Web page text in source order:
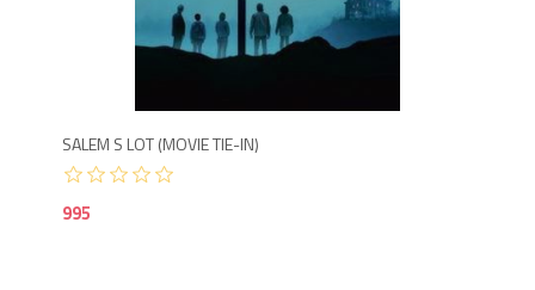
SALEM S LOT (MOVIE TIE-IN)
995